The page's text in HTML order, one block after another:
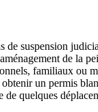
de suspension
de la
familiaux ou
un permis
de quelques